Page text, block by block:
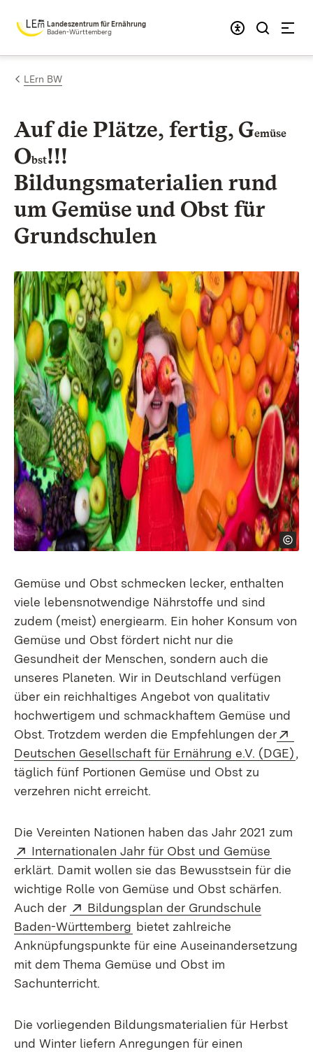
Zum Inhalt springen
Landeszentrum für Ernährung
Baden-Württemberg
LErn BW
Auf die Plätze, fertig, Gemüse
Obst!!!
Bildungsmaterialien rund
um Gemüse und Obst für
Grundschulen
Gemüse und Obst schmecken lecker, enthalten
viele lebensnotwendige Nährstoffe und sind
zudem (meist) energiearm. Ein hoher Konsum von
Gemüse und Obst fördert nicht nur die
Gesundheit der Menschen, sondern auch die
unseres Planeten. Wir in Deutschland verfügen
über ein reichhaltiges Angebot von qualitativ
hochwertigem und schmackhaftem Gemüse und
Obst. Trotzdem werden die Empfehlungen der
Deutschen Gesellschaft für Ernährung e.V. (DGE),
täglich fünf Portionen Gemüse und Obst zu
verzehren nicht erreicht.
Die Vereinten Nationen haben das Jahr 2021 zum
Extern:
Internationalen Jahr für Obst und Gemüse
erklärt. Damit wollen sie das Bewusstsein für die
wichtige Rolle von Gemüse und Obst schärfen.
Auch der
Extern:
Bildungsplan der Grundschule
Baden-Württemberg (Öffnet in neuem Fenster)
bietet zahlreiche
Anknüpfungspunkte für eine Auseinandersetzung
mit dem Thema Gemüse und Obst im
Sachunterricht.
Die vorliegenden Bildungsmaterialien für Herbst
und Winter liefern Anregungen für einen